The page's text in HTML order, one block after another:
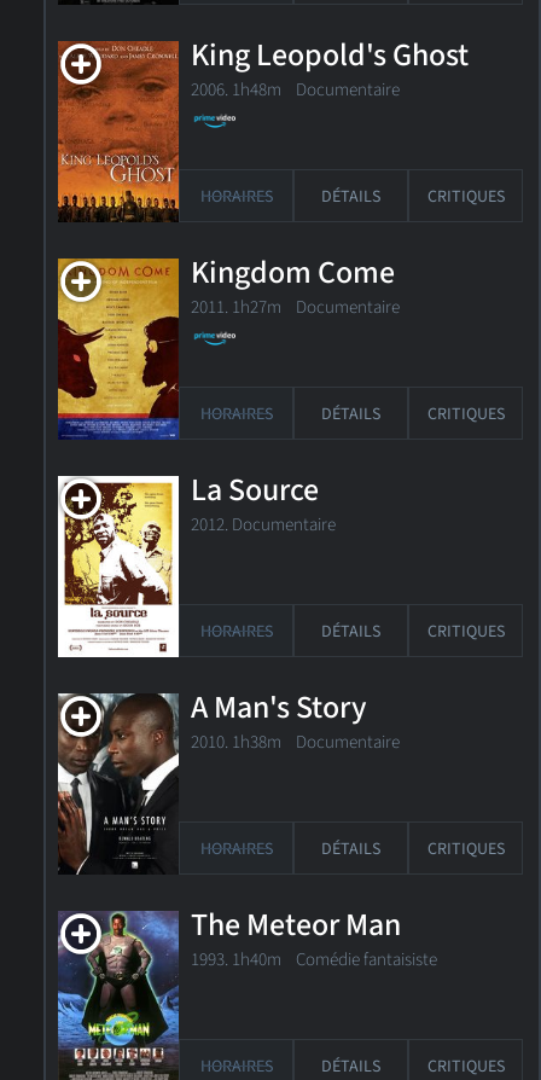
King Leopold's Ghost
2006. 1h48m Documentaire
HORAIRES DÉTAILS CRITIQUES
Kingdom Come
2011. 1h27m Documentaire
HORAIRES DÉTAILS CRITIQUES
La Source
2012. Documentaire
HORAIRES DÉTAILS CRITIQUES
A Man's Story
2010. 1h38m Documentaire
HORAIRES DÉTAILS CRITIQUES
The Meteor Man
1993. 1h40m Comédie fantaisiste
HORAIRES DÉTAILS CRITIQUES